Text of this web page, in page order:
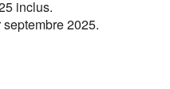
inclus.
2025.